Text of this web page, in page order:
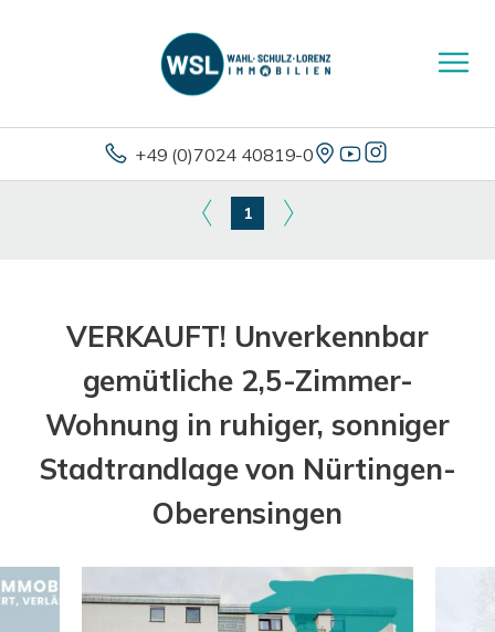
+49 (0)7024 40819-0
1
VERKAUFT! Unverkennbar
gemütliche 2,5-Zimmer-
Wohnung in ruhiger, sonniger
Stadtrandlage von Nürtingen-
Oberensingen